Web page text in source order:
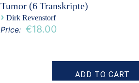
Tumor (6 Transkripte)
› Dirk Revenstorf
Price: €18.00